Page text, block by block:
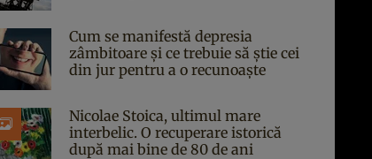
Cum se manifestă depresia
zâmbitoare și ce trebuie să știe cei
din jur pentru a o recunoaște
Nicolae Stoica, ultimul mare
interbelic. O recuperare istorică
după mai bine de 80 de ani